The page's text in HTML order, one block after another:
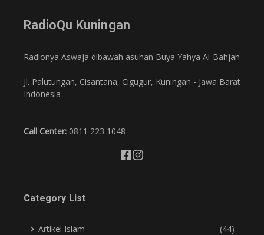
RadioQu Kuningan
Radionya Aswaja dibawah asuhan Buya Yahya Al-Bahjah
Jl. Palutungan, Cisantana, Cigugur, Kuningan - Jawa Barat
Indonesia
Call Center: 0811 223 1048
Category List
Artikel Islam (44)